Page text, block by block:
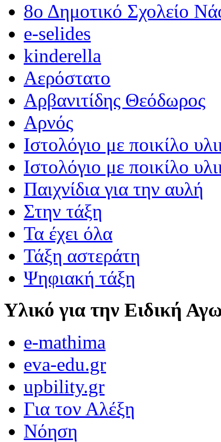
8ο Δημοτικό Σχολείο
e-selides
kinderella
Αερόστατο
Αρβανιτίδης Θεόδωρος
Αρνός
Ιστολόγιο με ποικίλο
Ιστολόγιο με ποικίλο
Παιχνίδια για την αυλή
Στην τάξη
Τα έχει όλα
Τάξη αστεράτη
Ψηφιακή τάξη
Υλικό για την Ειδική
e-mathima
eva-edu.gr
upbility.gr
Για τον Αλέξη
Νόηση